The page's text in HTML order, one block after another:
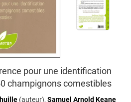
pour une identification
champignons comestibles
(auteur), Samuel Arnold Keane